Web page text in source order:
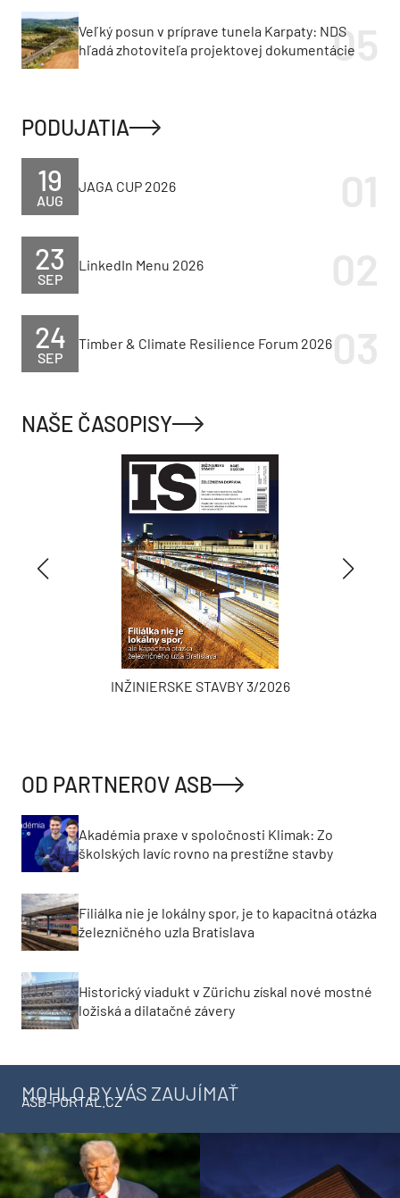
Veľký posun v príprave tunela Karpaty: NDS
hľadá zhotoviteľa projektovej dokumentácie
PODUJATIA
AUG
19 JAGA CUP 2026
SEP
23 LinkedIn Menu 2026
SEP
24 Timber & Climate Resilience Forum 2026
NAŠE ČASOPISY
INŽINIERSKE STAVBY 3/2026
OD PARTNEROV ASB
Akadémia praxe v spoločnosti Klimak: Zo
školských lavíc rovno na prestížne stavby
Filiálka nie je lokálny spor, je to kapacitná otázka
železničného uzla Bratislava
Historický viadukt v Zürichu získal nové mostné
ložiská a dilatačné závery
MOHLO BY VÁS ZAUJÍMAŤ
ASB-PORTAL.CZ